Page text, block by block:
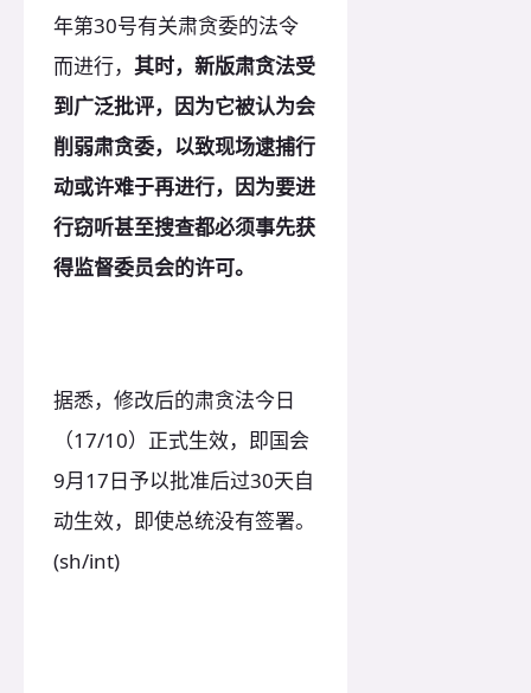
年第30号有关肃贪委的法令
而进行， 其时，新版肃贪法受
到广泛批评，因为它被认为会
削弱肃贪委，以致现场逮捕行
动或许难于再进行，因为要进
行窃听甚至搜查都必须事先获
得监督委员会的许可。
据悉，修改后的肃贪法今日
（17/10）正式生效，即国会
9月17日予以批准后过30天自
动生效，即使总统没有签署。
(sh/int)